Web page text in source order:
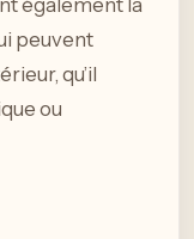
également la
peuvent
qu’il
ou